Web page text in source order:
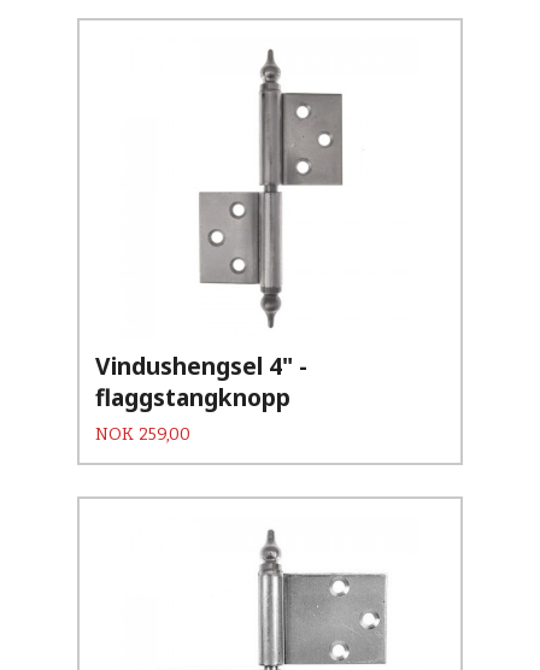
Vindushengsel 4" -
flaggstangknopp
Pris
NOK 259,00